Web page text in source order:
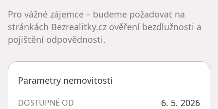
Pro vážné zájemce – budeme požadovat na
stránkách Bezrealitky.cz ověření bezdlužnosti a
pojištění odpovědnosti.
Parametry nemovitosti
DOSTUPNÉ OD 6. 5. 2026